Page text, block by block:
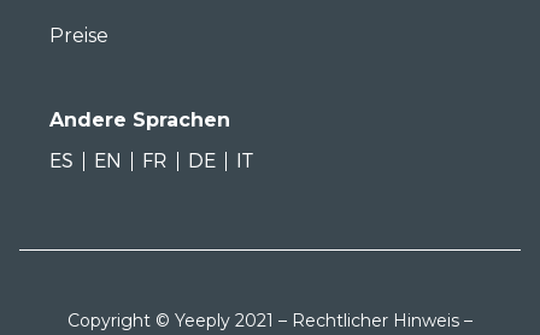
Preise
Andere Sprachen
ES
EN FR DE IT
Copyright © Yeeply 2021 – Rechtlicher Hinweis –